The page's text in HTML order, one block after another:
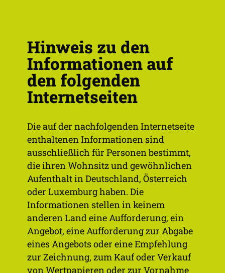
Green Bond
Hinweis zu den
Informationen auf
den folgenden
Internetseiten
Die auf der nachfolgenden Internetseite
enthaltenen Informationen sind
ausschließlich für Personen bestimmt,
die ihren Wohnsitz und gewöhnlichen
Aufenthalt in Deutschland, Österreich
oder Luxemburg haben. Die
Informationen stellen in keinem
anderen Land eine Aufforderung, ein
Angebot, eine Aufforderung zur Abgabe
eines Angebots oder eine Empfehlung
zur Zeichnung, zum Kauf oder Verkauf
von Wertpapieren oder zur Vornahme